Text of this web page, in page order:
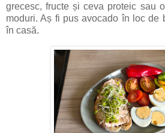
grecesc, fructe și ceva proteic sau
moduri. Aș fi pus avocado în loc de
în casă.